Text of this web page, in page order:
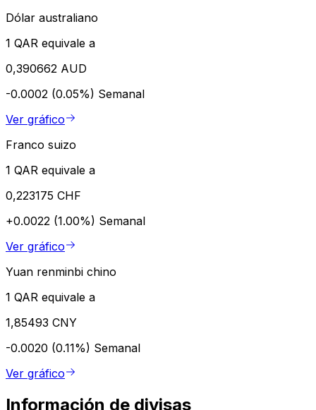
Dólar australiano
1 QAR equivale a
0,390662 AUD
-0.0002 (0.05%) Semanal
Ver gráfico
Franco suizo
1 QAR equivale a
0,223175 CHF
+0.0022 (1.00%) Semanal
Ver gráfico
Yuan renminbi chino
1 QAR equivale a
1,85493 CNY
-0.0020 (0.11%) Semanal
Ver gráfico
Información de divisas